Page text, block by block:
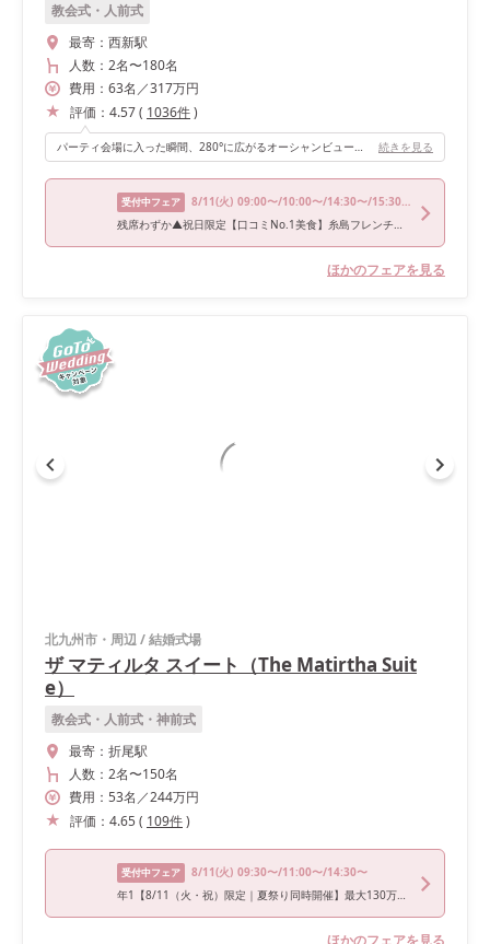
教会式・人前式
最寄： 西新駅
人数： 2名〜180名
費用： 63名 ／317万円
評価： 4.57( 1036件)
パーティ会場に入った瞬間、280°に広がるオーシャンビュー🌊💎🐋🫧どこに立っても海を近くに感じられる絶景ロケーションです🪸🩵 そして、パーティの時間を日没の時間帯に設定したことで、窓いっぱいに広がる美しいサンセットを楽しむことができました🌅🫶 会場のコンセプトは『陽光と共に過ごす上質な時間』☀️✨ 会場名はその名の通り、夕陽がゆっくりと沈むたびに会場全体が金色に包まれて、まるで海に光が溶けていくような瞬間を感じられます🫧🌊💛 海と光に囲まれたとてもロマンティックで忘れられない時間でした...✨ 続きを見る
受付中フェア 8/11(火) 09:00〜/10:00〜/14:30〜/15:30〜
残席わずか▲祝日限定【口コミNo.1美食】糸島フレンチ豪華試食×1軒目AMで7.8万円特典＊海に囲まれた夢の舞台で花嫁体験
ほかのフェアを見る
北九州市・周辺/結婚式場
ザ マティルタ スイート（The Matirtha Suit
e）
教会式・人前式・神前式
最寄： 折尾駅
人数： 2名〜150名
費用： 53名 ／244万円
評価： 4.65( 109件)
受付中フェア 8/11(火) 09:30〜/11:00〜/14:30〜
年1【8/11（火・祝）限定｜夏祭り同時開催】最大130万円優待